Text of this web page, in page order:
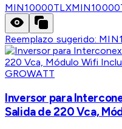
MIN10000TLX
Reemplazo sugerido:
GROWATT
Inversor para
Salida de 220 Vca,